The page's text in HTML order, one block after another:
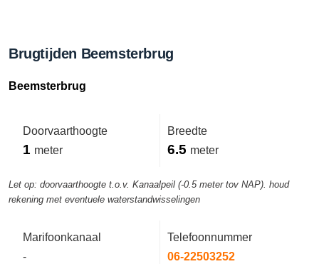
Brugtijden Beemsterbrug
Beemsterbrug
Doorvaarthoogte
1 meter
Breedte
6.5 meter
Let op: doorvaarthoogte t.o.v. Kanaalpeil (-0.5 meter tov NAP). houd
rekening met eventuele waterstandwisselingen
Marifoonkanaal
-
Telefoonnummer
06-22503252